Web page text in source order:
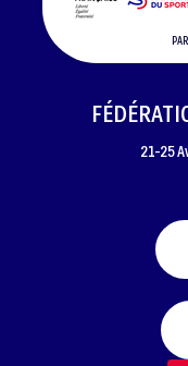
21-25